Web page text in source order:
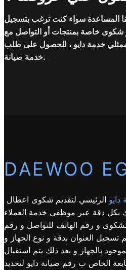
المساعدة سواء كنت ترغب بتسجيل
شكوى خاصة بمنتجات أو التواصل مع
خدمة دايو ، للحصول على طلب
خدمة صيانة.
DAEWOO
الرئيسي لتقديم شكوى اعطال
بكل دقة عبر موظفى خدمة العملاء
و رقم الهاتف للتواصل و رقم
تسجيل العنوان بدقة و نوع الجهاز و
بالجهاز و بعد ذلك يتم استقبال
الخاص ب رقم صيانة دايو لتحديد